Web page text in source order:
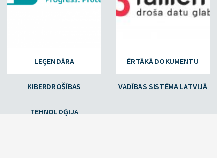
LEĢENDĀRA
KIBERDROŠĪBAS
TEHNOLOĢIJA
ĒRTĀKĀ DOKUMENTU
VADĪBAS SISTĒMA LATVIJĀ